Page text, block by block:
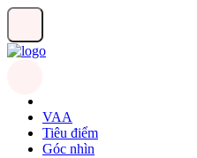
VAA
Tiêu điểm
Góc nhìn